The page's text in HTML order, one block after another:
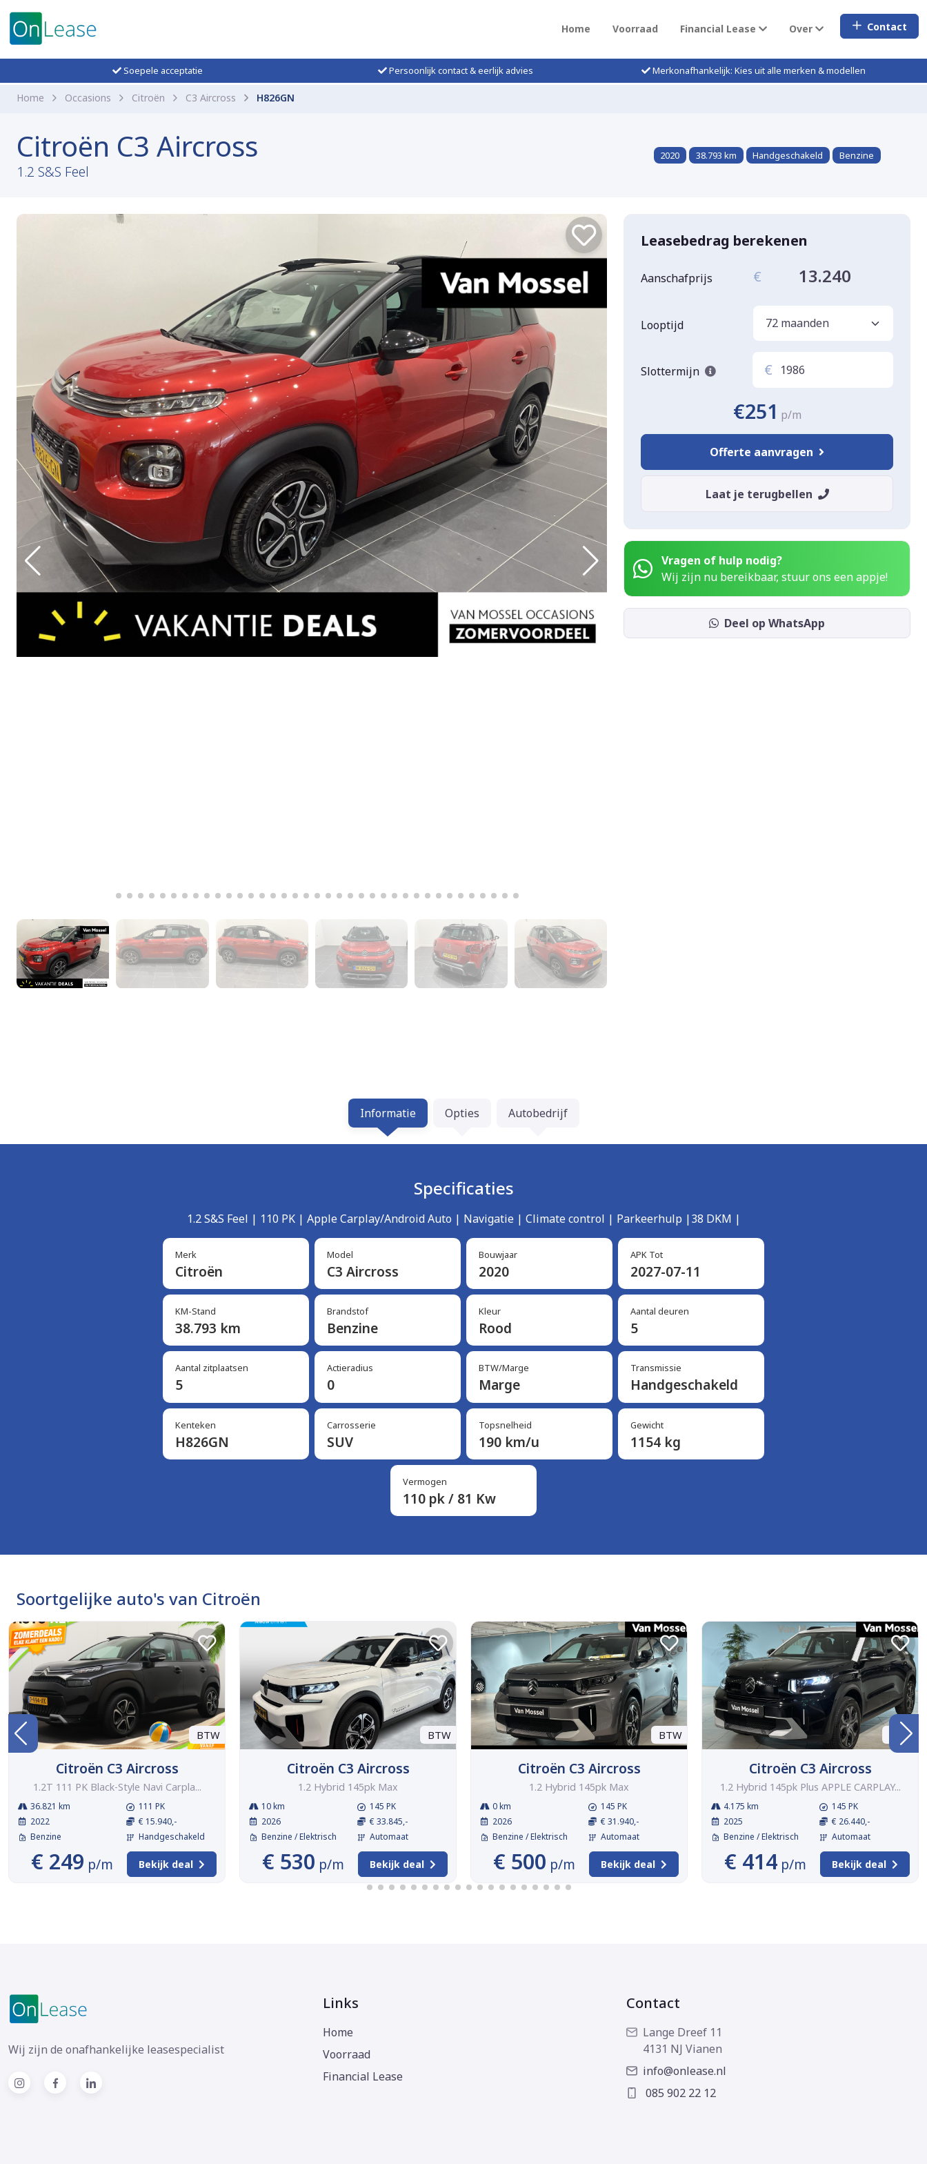
Home Voorraad Financial Lease Over Contact
Soepele acceptatie Persoonlijk contact & eerlijk advies Merkonafhankelijk: Kies uit alle merken & modellen
Home Occasions Citroën C3 Aircross H826GN
Citroën C3 Aircross
1.2 S&S Feel
2020 38.793 km Handgeschakeld Benzine
Leasebedrag berekenen
Aanschafprijs € 13.240
Looptijd
Slottermijn €
€251 p/m
Offerte aanvragen
Laat je terugbellen
Vragen of hulp nodig?
Wij zijn nu bereikbaar, stuur ons een appje!
Deel op WhatsApp
Informatie Opties Autobedrijf
Specificaties
1.2 S&S Feel | 110 PK | Apple Carplay/Android Auto | Navigatie | Climate control | Parkeerhulp |38 DKM |
Merk
Citroën
Model
C3 Aircross
Bouwjaar
2020
APK Tot
2027-07-11
KM-Stand
38.793 km
Brandstof
Benzine
Kleur
Rood
Aantal deuren
5
Aantal zitplaatsen
5
Actieradius
0
BTW/Marge
Marge
Transmissie
Handgeschakeld
Kenteken
H826GN
Carrosserie
SUV
Topsnelheid
190 km/u
Gewicht
1154 kg
Vermogen
110 pk / 81 Kw
Soortgelijke auto's van Citroën
BTW
Citroën C3 Aircross
1.2T 111 PK Black-Style Navi Carpla...
36.821 km
2022
Benzine
111 PK
€ 15.940,-
Handgeschakeld
€ 249 p/m Bekijk deal
BTW
Citroën C3 Aircross
1.2 Hybrid 145pk Max
10 km
2026
Benzine / Elektrisch
145 PK
€ 33.845,-
Automaat
€ 530 p/m Bekijk deal
BTW
Citroën C3 Aircross
1.2 Hybrid 145pk Max
0 km
2026
Benzine / Elektrisch
145 PK
€ 31.940,-
Automaat
€ 500 p/m Bekijk deal
BTW
Citroën C3 Aircross
1.2 Hybrid 145pk Plus APPLE CARPLAY...
4.175 km
2025
Benzine / Elektrisch
145 PK
€ 26.440,-
Automaat
€ 414 p/m Bekijk deal
Wij zijn de onafhankelijke leasespecialist
Links
Home
Voorraad
Financial Lease
Contact
Lange Dreef 11
4131 NJ Vianen
info@onlease.nl
085 902 22 12